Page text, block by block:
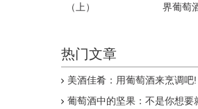
（上）
界葡萄
热门文章
美酒佳肴：用葡萄酒来烹调吧!
葡萄酒中的坚果：不是你想要